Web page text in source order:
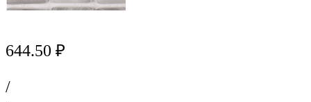
644.50 ₽
/